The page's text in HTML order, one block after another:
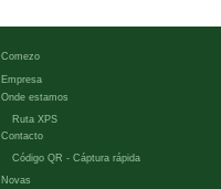
Comezo
Empresa
Onde estamos
Ruta XPS
Contacto
Código QR - Cáptura rápida
Novas